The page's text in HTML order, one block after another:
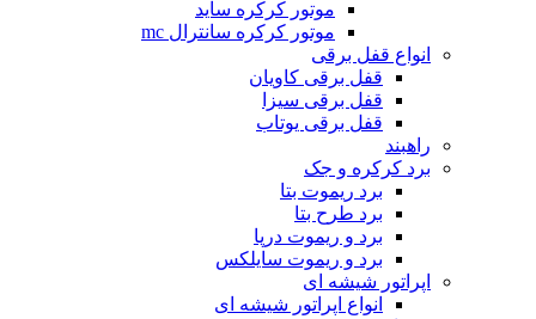
موتور کرکره ساید
موتور کرکره سانترال mc
انواع قفل برقی
قفل برقی کاویان
قفل برقی سیزا
قفل برقی یوتاب
راهبند
برد کرکره و جک
برد ریموت بتا
برد طرح بتا
برد و ریموت درپا
برد و ریموت سایلکس
اپراتور شیشه ای
انواع اپراتور شیشه ای